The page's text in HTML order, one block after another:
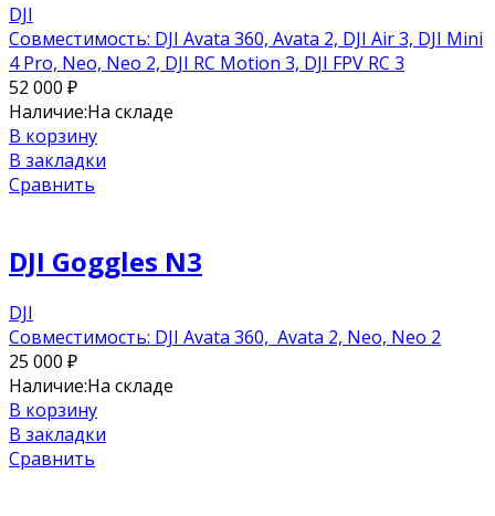
DJI
Совместимость: DJI Avata 360, Avata 2, DJI Air 3, DJI Mini
4 Pro, Neo, Neo 2, DJI RC Motion 3, DJI FPV RC 3
52 000 ₽
Наличие:На складе
В корзину
В закладки
Сравнить
DJI Goggles N3
DJI
Совместимость: DJI Avata 360, Avata 2, Neo, Neo 2
25 000 ₽
Наличие:На складе
В корзину
В закладки
Сравнить